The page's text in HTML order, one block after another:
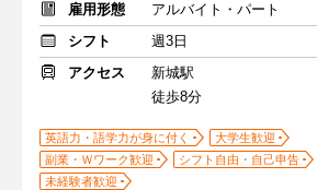
雇用形態
アルバイト・パート
シフト
週3日
アクセス
新城駅
徒歩8分
英語力・語学力が身に付く
大学生歓迎
副業・Ｗワーク歓迎
シフト自由・自己申告
未経験者歓迎